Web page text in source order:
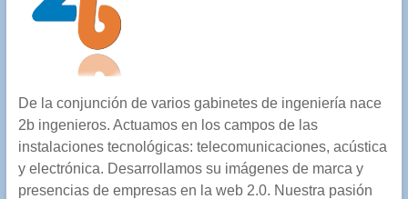
De la conjunción de varios gabinetes de ingeniería nace
2b ingenieros. Actuamos en los campos de las
instalaciones tecnológicas: telecomunicaciones, acústica
y electrónica. Desarrollamos su imágenes de marca y
presencias de empresas en la web 2.0. Nuestra pasión